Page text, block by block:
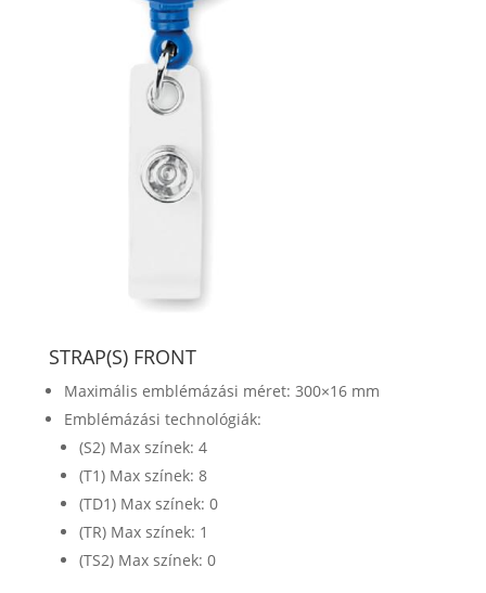
STRAP(S) FRONT
Maximális emblémázási méret: 300×16 mm
Emblémázási technológiák:
(S2) Max színek: 4
(T1) Max színek: 8
(TD1) Max színek: 0
(TR) Max színek: 1
(TS2) Max színek: 0